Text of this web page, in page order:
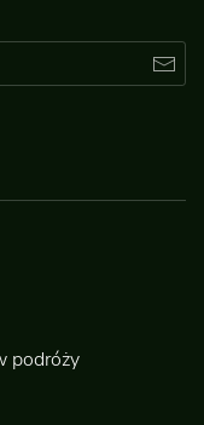
podróży